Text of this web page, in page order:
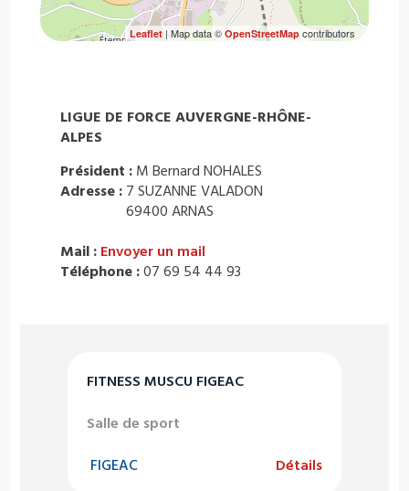
FITNESS MUSCU FIGEAC
Salle de sport
FIGEAC Détails
Leaflet| Map data © OpenStreetMapcontributors
LIGUE DE FORCE AUVERGNE-RHÔNE-
ALPES
Président : M Bernard NOHALES
Adresse : 7 SUZANNE VALADON
69400 ARNAS
Mail : Envoyer un mail
Téléphone :07 69 54 44 93